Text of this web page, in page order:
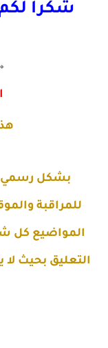
شكرا
بشكل رسمي
للمراقبة
المواضيع كل
التعليق بحيث